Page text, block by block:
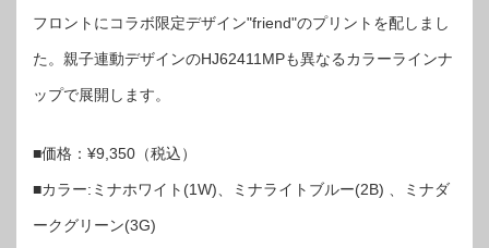
フロントにコラボ限定デザイン"friend"のプリントを配しまし
た。親子連動デザインのHJ62411MPも異なるカラーラインナ
ップで展開します。
■価格：¥9,350（税込）
■カラー:ミナホワイト(1W)、ミナライトブルー(2B) 、ミナダ
ークグリーン(3G)